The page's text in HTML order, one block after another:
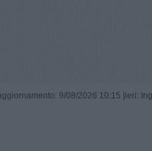
9/08/2026 10:15 | ieri: